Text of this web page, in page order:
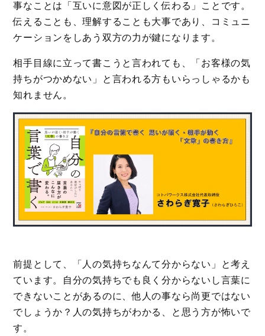
事なことは「互いに意図が正しく伝わる」ことです。
伝えることも、理解することも大事であり、コミュニ
ケーションをしあう双方の力が鍵になります。
相手目線に立って書こうと言われても、「お客様の気
持ちがつかめない」と言われる方もいらっしゃるかも
知れません。
前提として、「人の気持ちなんて分からない」と考え
ています。自分の気持ちでも良く分からないし言葉に
できないことがあるのに、他人の事なら尚更ではない
でしょうか？人の気持ちがわかる、と思う方が怖いで
す。